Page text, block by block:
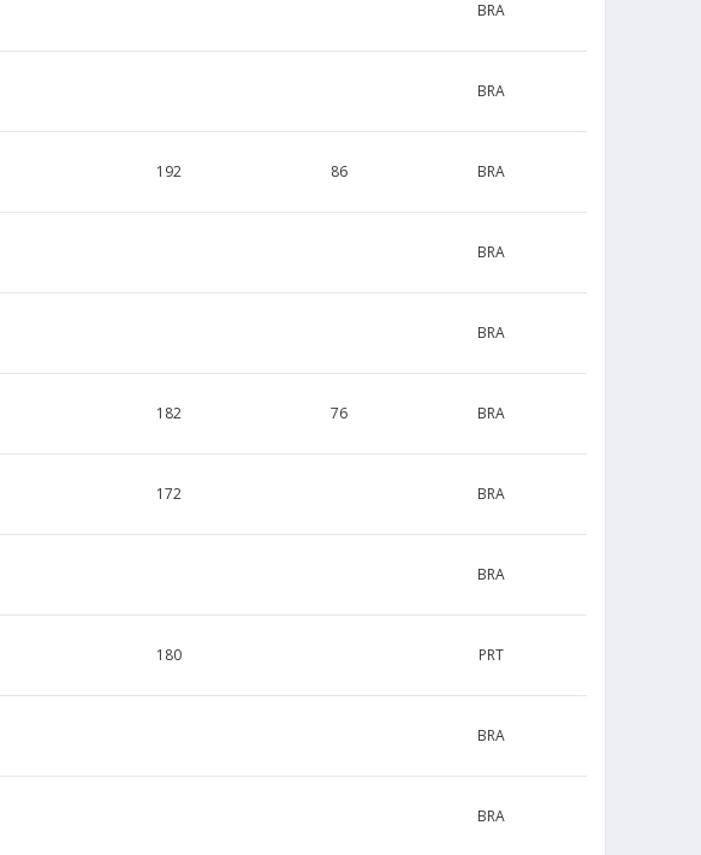
BRA
BRA
192 86 BRA
BRA
BRA
182 76 BRA
172 BRA
BRA
180 PRT
BRA
BRA